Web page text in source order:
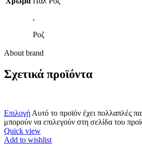
,
Ροζ
About brand
Σχετικά προϊόντα
Επιλογή Αυτό το προϊόν έχει πολλαπλές
μπορούν να επιλεγούν στη σελίδα του
Quick view
Add to wishlist